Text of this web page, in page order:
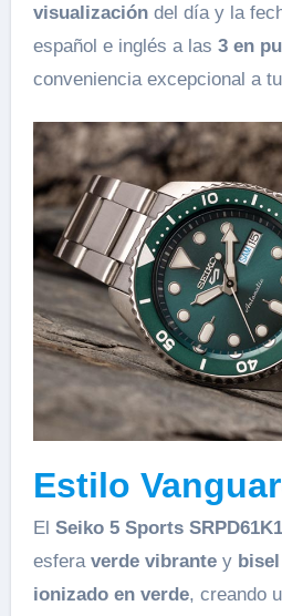
visualizacióndel día y la
español e inglés a las 3 en
conveniencia excepcional a
Estilo
El Seiko 5 Sports SRPD61K1
esfera verde vibrantey
ionizado en verde, creando